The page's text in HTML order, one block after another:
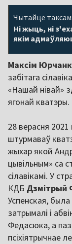
Чытайце
Ні жыць, ні
якім
Максім
забітага
«Нашай нівай»
ягонай кватэры.
28 верасня
штурмаваў
жыхар якой
цывільным» са
сілавікамі. У
КДБ Дзмітрый
Успенская,
затрымалі і
Федасюка, а
псіхіятрычнае